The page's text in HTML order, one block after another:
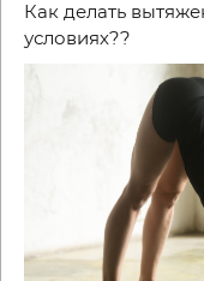
Как делать
условиях??